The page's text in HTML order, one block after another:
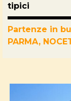
tipici
Partenze in
PARMA,